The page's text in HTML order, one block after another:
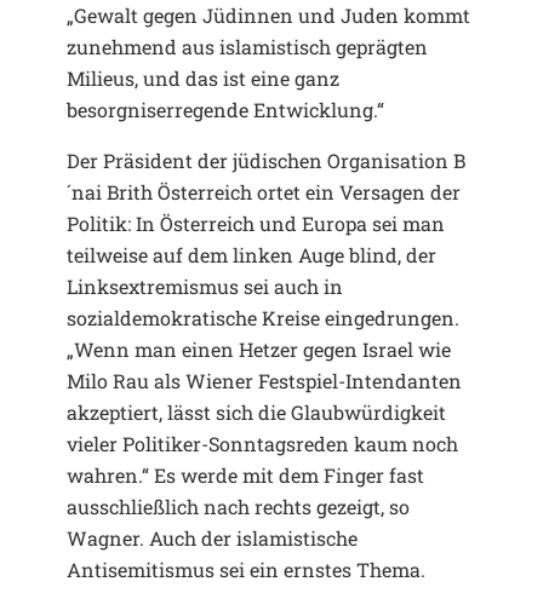
„Gewalt gegen Jüdinnen und Juden kommt
zunehmend aus islamistisch geprägten
Milieus, und das ist eine ganz
besorgniserregende Entwicklung.“
Der Präsident der jüdischen Organisation B
´nai Brith Österreich ortet ein Versagen der
Politik: In Österreich und Europa sei man
teilweise auf dem linken Auge blind, der
Linksextremismus sei auch in
sozialdemokratische Kreise eingedrungen.
„Wenn man einen Hetzer gegen Israel wie
Milo Rau als Wiener Festspiel-Intendanten
akzeptiert, lässt sich die Glaubwürdigkeit
vieler Politiker-Sonntagsreden kaum noch
wahren.“ Es werde mit dem Finger fast
ausschließlich nach rechts gezeigt, so
Wagner. Auch der islamistische
Antisemitismus sei ein ernstes Thema.